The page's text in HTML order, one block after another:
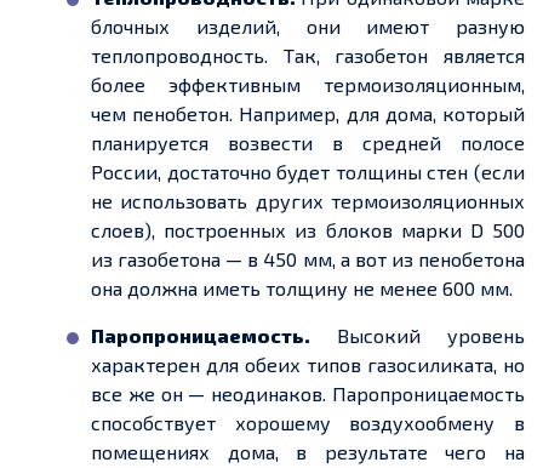
блочных изделий, они имеют разную
теплопроводность. Так, газобетон является
более эффективным термоизоляционным,
чем пенобетон. Например, для дома, который
планируется возвести в средней полосе
России, достаточно будет толщины стен (если
не использовать других термоизоляционных
слоев), построенных из блоков марки D 500
из газобетона — в 450 мм, а вот из пенобетона
она должна иметь толщину не менее 600 мм.
Паропроницаемость. Высокий уровень
характерен для обеих типов газосиликата, но
все же он — неодинаков. Паропроницаемость
способствует хорошему воздухообмену в
помещениях дома, в результате чего на